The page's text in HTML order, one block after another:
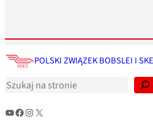
POLSKI ZWIĄZEK BOBSLEI I
S
z
k
jYouTube Facebook Instagram X